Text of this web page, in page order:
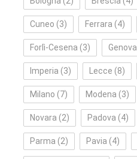
Cuneo (3) Ferrara (4)
Forlì‑Cesena (3) Genova
Imperia (3) Lecce (8)
Milano (7) Modena (3)
Novara (2) Padova (4)
Parma (2) Pavia (4)